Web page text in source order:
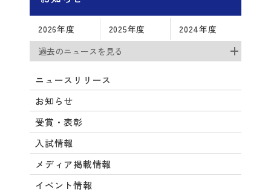
2026年度 2025年度
2024年度
過去のニュースを見る
ニュースリリース
お知らせ
受賞・表彰
入試情報
メディア掲載情報
イベント情報